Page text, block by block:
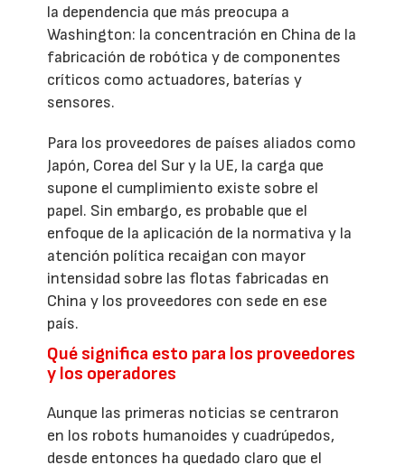
la dependencia que más preocupa a
Washington: la concentración en China de la
fabricación de robótica y de componentes
críticos como actuadores, baterías y
sensores.
Para los proveedores de países aliados como
Japón, Corea del Sur y la UE, la carga que
supone el cumplimiento existe sobre el
papel. Sin embargo, es probable que el
enfoque de la aplicación de la normativa y la
atención política recaigan con mayor
intensidad sobre las flotas fabricadas en
China y los proveedores con sede en ese
país.
Qué significa esto para los proveedores
y los operadores
Aunque las primeras noticias se centraron
en los robots humanoides y cuadrúpedos,
desde entonces ha quedado claro que el